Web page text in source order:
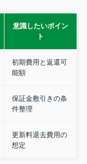
意識したいポイン
ト
初期費用と返還可
能額
保証金敷引きの条
件整理
更新料退去費用の
想定